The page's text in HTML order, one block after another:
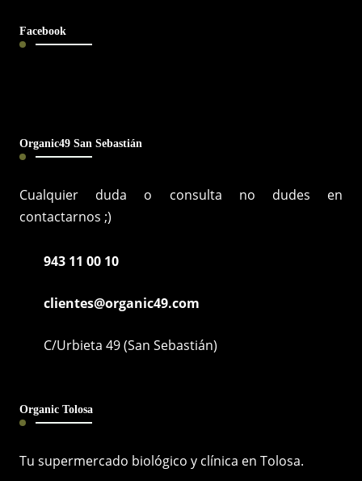
Facebook
Organic49 San Sebastián
Cualquier duda o consulta no dudes en
contactarnos ;)
943 11 00 10
clientes@organic49.com
C/Urbieta 49 (San Sebastián)
Organic Tolosa
Tu supermercado biológico y clínica en Tolosa.